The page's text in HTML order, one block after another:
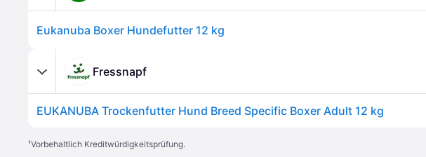
Eukanuba Boxer Hundefutter 12 kg
Fressnapf
EUKANUBA Trockenfutter Hund Breed Specific Boxer Adult 12 kg
¹Vorbehaltlich Kreditwürdigkeitsprüfung.